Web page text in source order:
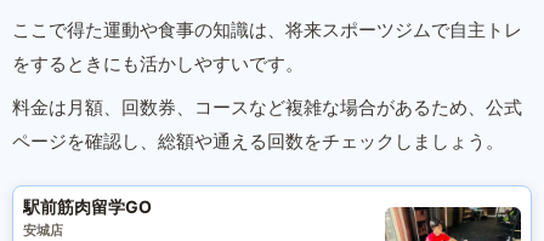
ここで得た運動や食事の知識は、将来スポーツジムで自主トレ
をするときにも活かしやすいです。
料金は月額、回数券、コースなど複雑な場合があるため、公式
ページを確認し、総額や通える回数をチェックしましょう。
駅前筋肉留学GO
安城店